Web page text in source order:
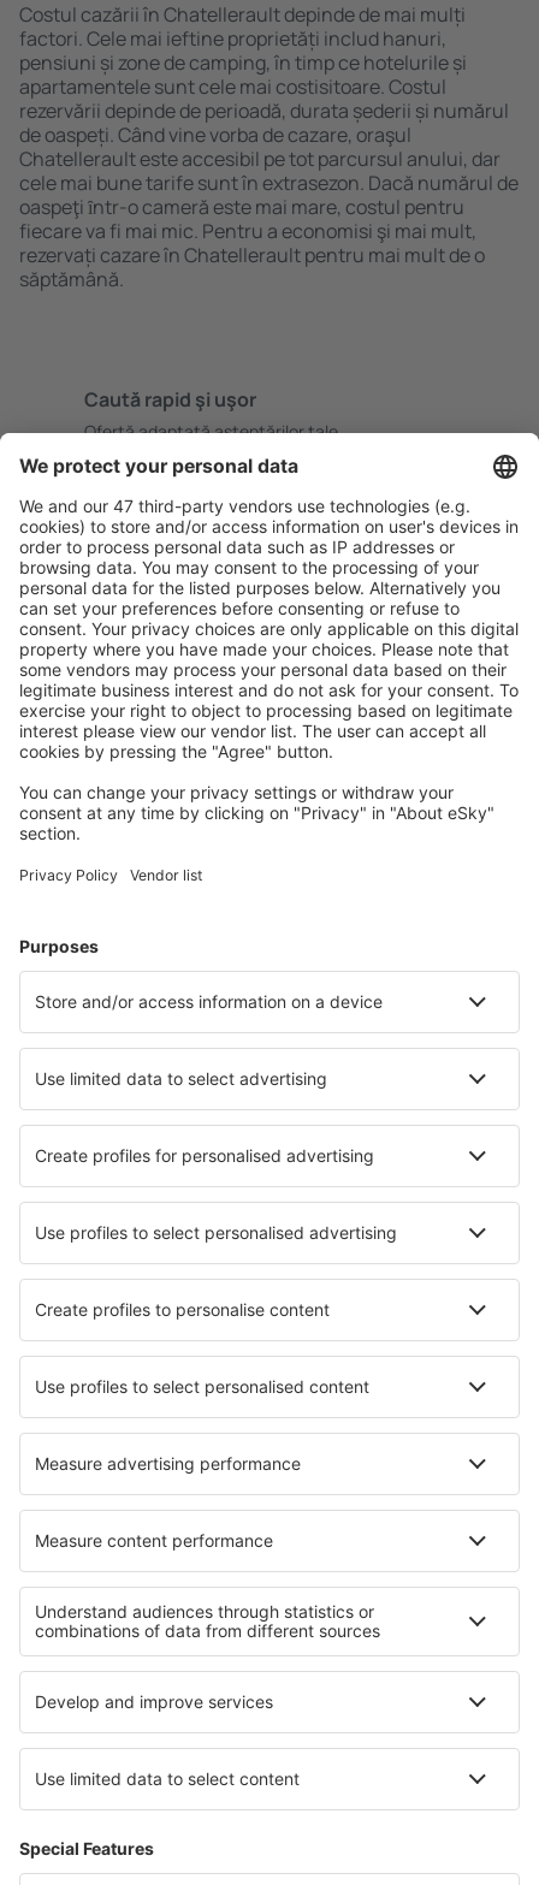
Costul cazării în Chatellerault depinde de mai mulți
factori. Cele mai ieftine proprietăți includ hanuri,
pensiuni și zone de camping, în timp ce hotelurile și
apartamentele sunt cele mai costisitoare. Costul
rezervării depinde de perioadă, durata șederii și numărul
de oaspeți. Când vine vorba de cazare, oraşul
Chatellerault este accesibil pe tot parcursul anului, dar
cele mai bune tarife sunt în extrasezon. Dacă numărul de
oaspeţi ȋntr-o cameră este mai mare, costul pentru
fiecare va fi mai mic. Pentru a economisi şi mai mult,
rezervați cazare în Chatellerault pentru mai mult de o
săptămână.
Caută rapid şi uşor
Ofertă adaptată aşteptărilor tale.
Planifică ȋn siguranţă
Rezervare fără griji cu opțiune gratuită de anulare.
Economiseşte mai mult
Prețuri atractive și oferte speciale pentru utilizatorii
conectați.
Cazarea preferată
Alege din peste 1,3 mil. de opţiuni: hoteluri, cabane,
Cele mai căutate cazări de către utilizatorii eSky
Cazare în Frejus
Cazare în Cannes Cazare în Nisa Cazare în Paris
Cazare în Vannes Cazare în Coudekerque-Branche
Cazare în Narbonne-Plage Cazare în Cabourg
Cele mai bune locuri de cazare - orașe
Cazare în Elkenroth Cazare în Famagusta
Cazare în Feichten Cazare în Wattala
Cazare în Ruskamen Cazare în Paese
Cele mai bune locuri de cazare - regiuni
Cazare în Valea Loirei Cazare către Languedoc-Roussillon
Cazare în Tignes Cazare în Provence
Cazare în Val Cenis Cazare în Guanacaste
Cazare in San Blas Islands Cazare in Oaxaca